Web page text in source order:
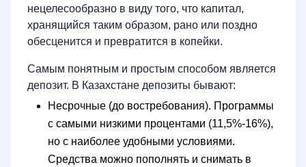
нецелесообразно в виду того, что капитал,
хранящийся таким образом, рано или поздно
обесценится и превратится в копейки.
Самым понятным и простым способом является
депозит. В Казахстане депозиты бывают:
Несрочные (до востребования). Программы
с самыми низкими процентами (11,5%-16%),
но с наиболее удобными условиями.
Средства можно пополнять и снимать в